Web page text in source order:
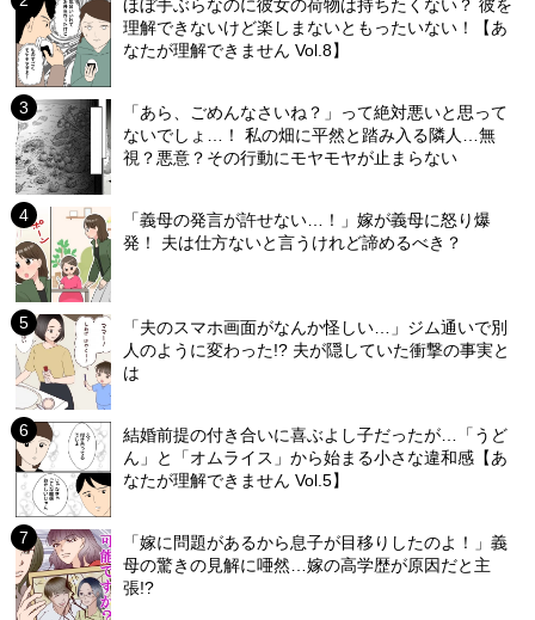
ほぼ手ぶらなのに彼女の荷物は持ちたくない？ 彼を
理解できないけど楽しまないともったいない！【あ
なたが理解できません Vol.8】
「あら、ごめんなさいね？」って絶対悪いと思って
ないでしょ…！ 私の畑に平然と踏み入る隣人…無
視？悪意？その行動にモヤモヤが止まらない
「義母の発言が許せない…！」嫁が義母に怒り爆
発！ 夫は仕方ないと言うけれど諦めるべき？
「夫のスマホ画面がなんか怪しい…」ジム通いで別
人のように変わった!? 夫が隠していた衝撃の事実と
は
結婚前提の付き合いに喜ぶよし子だったが…「うど
ん」と「オムライス」から始まる小さな違和感【あ
なたが理解できません Vol.5】
「嫁に問題があるから息子が目移りしたのよ！」義
母の驚きの見解に唖然…嫁の高学歴が原因だと主
張!?